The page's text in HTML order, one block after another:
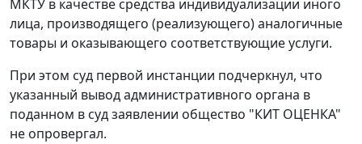
МКТУ в качестве средства индивидуализации иного
лица, производящего (реализующего) аналогичные
товары и оказывающего соответствующие услуги.
При этом суд первой инстанции подчеркнул, что
указанный вывод административного органа в
поданном в суд заявлении общество "КИТ ОЦЕНКА"
не опровергал.